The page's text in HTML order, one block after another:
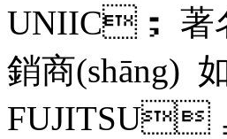
UNIIC； 著
銷商(shāng)
FUJITSU